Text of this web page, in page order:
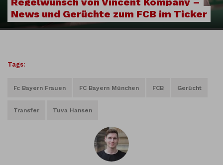
News und Gerüchte zum FCB im Ticker
Tags:
Fc Bayern Frauen FC Bayern München FCB Gerücht
Transfer Tuva Hansen